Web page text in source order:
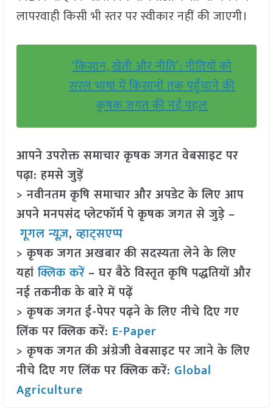
लापरवाही किसी भी स्तर पर स्वीकार नहीं की जाएगी।
‘किसान, खेती और नीति’: नीतियों को
सरल भाषा में किसानों तक पहुँचाने की
कृषक जगत की नई पहल
आपने उपरोक्त समाचार कृषक जगत वेबसाइट पर
पढ़ा: हमसे जुड़ें
> नवीनतम कृषि समाचार और अपडेट के लिए आप
अपने मनपसंद प्लेटफॉर्म पे कृषक जगत से जुड़े –
गूगल न्यूज़,व्हाट्सएप्प
> कृषक जगत अखबार की सदस्यता लेने के लिए
यहांक्लिक करें– घर बैठे विस्तृत कृषि पद्धतियों और
नई तकनीक के बारे में पढ़ें
> कृषक जगत ई-पेपर पढ़ने के लिए नीचे दिए गए
लिंक पर क्लिक करें: E-Paper
> कृषक जगत की अंग्रेजी वेबसाइट पर जाने के लिए
नीचे दिए गए लिंक पर क्लिक करें: Global
Agriculture